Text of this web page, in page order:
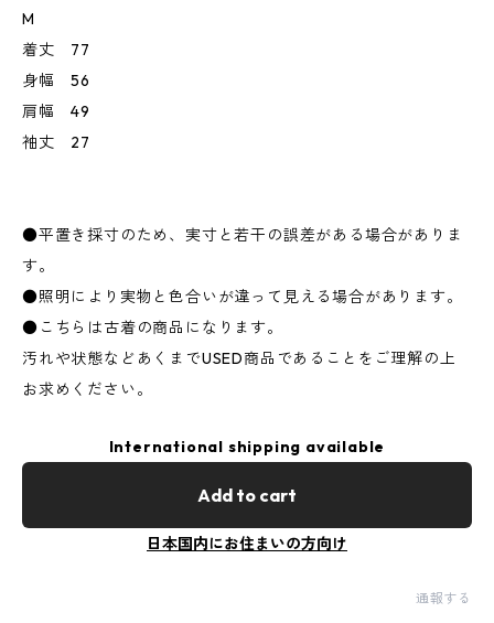
M
着丈 77
身幅 56
肩幅 49
袖丈 27
●平置き採寸のため、実寸と若干の誤差がある場合がありま
す。
●照明により実物と色合いが違って見える場合があります。
●こちらは古着の商品になります。
汚れや状態などあくまでUSED商品であることをご理解の上
お求めください。
International shipping available
Add to cart
日本国内にお住まいの方向け
通報する